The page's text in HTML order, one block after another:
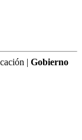
| Gobierno